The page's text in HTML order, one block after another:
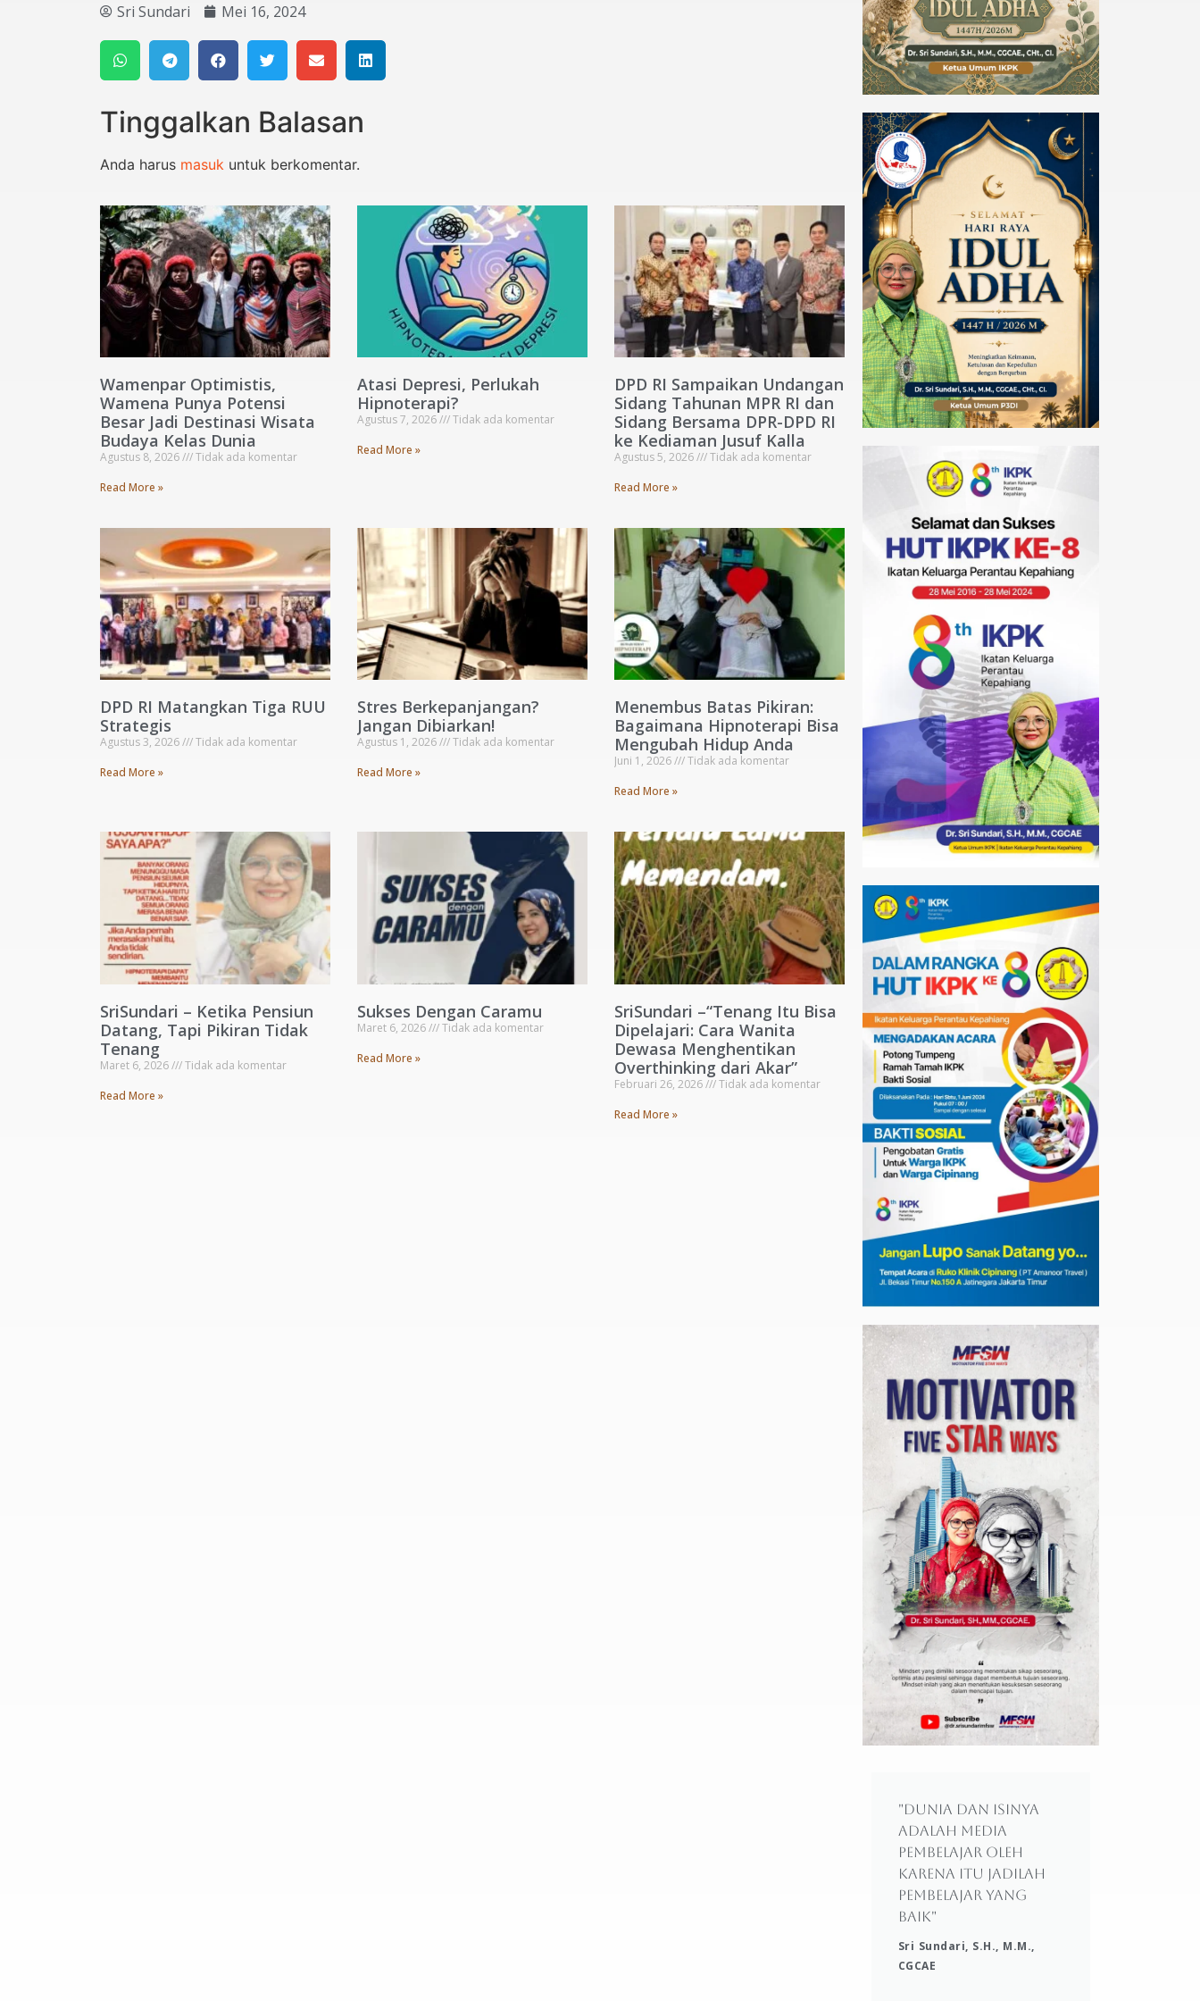
Sri Sundari Mei 16, 2024
Tinggalkan Balasan
Anda harus masuk untuk berkomentar.
Wamenpar Optimistis,
Wamena Punya Potensi
Besar Jadi Destinasi Wisata
Budaya Kelas Dunia
Agustus 8, 2026
Tidak ada komentar
Read More »
Atasi Depresi, Perlukah
Hipnoterapi?
Agustus 7, 2026
Tidak ada komentar
Read More »
DPD RI Sampaikan Undangan
Sidang Tahunan MPR RI dan
Sidang Bersama DPR-DPD RI
ke Kediaman Jusuf Kalla
Agustus 5, 2026
Tidak ada komentar
Read More »
DPD RI Matangkan Tiga RUU
Strategis
Agustus 3, 2026
Tidak ada komentar
Read More »
Stres Berkepanjangan?
Jangan Dibiarkan!
Agustus 1, 2026
Tidak ada komentar
Read More »
Menembus Batas Pikiran:
Bagaimana Hipnoterapi Bisa
Mengubah Hidup Anda
Juni 1, 2026
Tidak ada komentar
Read More »
SriSundari – Ketika Pensiun
Datang, Tapi Pikiran Tidak
Tenang
Maret 6, 2026
Tidak ada komentar
Read More »
Sukses Dengan Caramu
Maret 6, 2026
Tidak ada komentar
Read More »
SriSundari –“Tenang Itu Bisa
Dipelajari: Cara Wanita
Dewasa Menghentikan
Overthinking dari Akar”
Februari 26, 2026
Tidak ada komentar
Read More »
"Dunia dan isinya
adalah media
pembelajar oleh
karena itu jadilah
pembelajar yang
baik"
Sri Sundari, S.H., M.M.,
CGCAE